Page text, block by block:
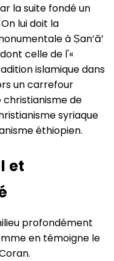
la suite fondé un
lui doit la
à Ṣan‘ā’
celle de l'«
islamique dans
un carrefour
christianisme de
syriaque
éthiopien.
et
profondément
en témoigne le